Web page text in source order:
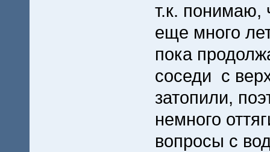
т.к. понимаю,
еще много
пока
соседи с
затопили,
немного
вопросы с